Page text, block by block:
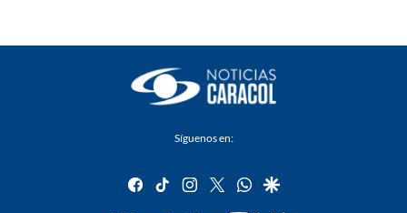
Síguenos en:
facebook
tiktok instagram
twitterwhatsapp
google